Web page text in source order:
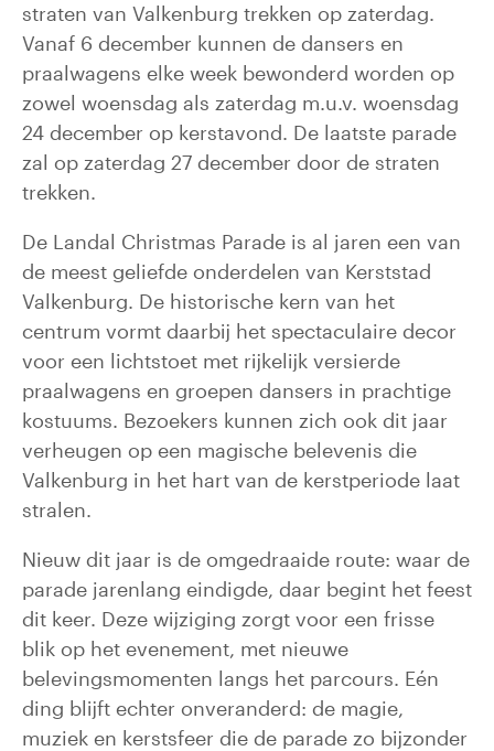
straten van Valkenburg trekken op zaterdag.
Vanaf 6 december kunnen de dansers en
praalwagens elke week bewonderd worden op
zowel woensdag als zaterdag m.u.v. woensdag
24 december op kerstavond. De laatste parade
zal op zaterdag 27 december door de straten
trekken.
De Landal Christmas Parade is al jaren een van
de meest geliefde onderdelen van Kerststad
Valkenburg. De historische kern van het
centrum vormt daarbij het spectaculaire decor
voor een lichtstoet met rijkelijk versierde
praalwagens en groepen dansers in prachtige
kostuums. Bezoekers kunnen zich ook dit jaar
verheugen op een magische belevenis die
Valkenburg in het hart van de kerstperiode laat
stralen.
Nieuw dit jaar is de omgedraaide route: waar de
parade jarenlang eindigde, daar begint het feest
dit keer. Deze wijziging zorgt voor een frisse
blik op het evenement, met nieuwe
belevingsmomenten langs het parcours. Eén
ding blijft echter onveranderd: de magie,
muziek en kerstsfeer die de parade zo bijzonder